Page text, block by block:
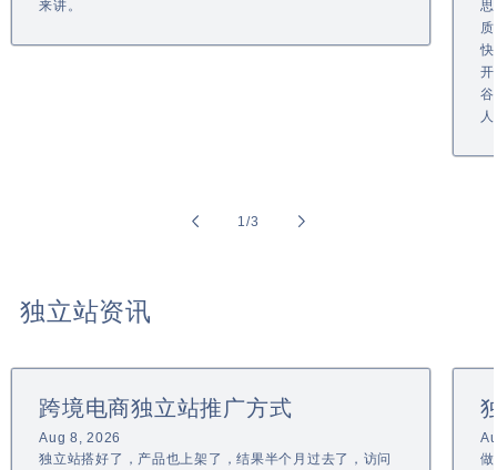
来讲。
思
快
开
谷
1/of
3
独立站资讯
跨境电商独立站推广方式
Aug 8, 2026
独立站搭好了，产品也上架了，结果半个月过去了，访问
做